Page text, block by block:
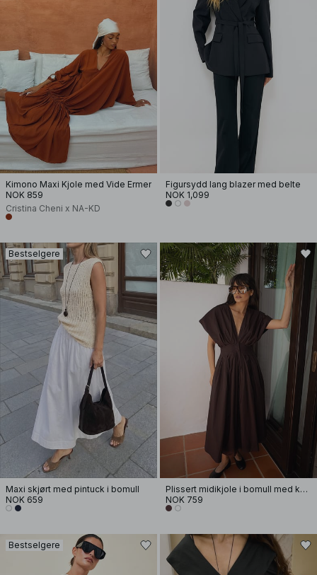
Kimono Maxi Kjole med Vide Ermer
NOK 859
Cristina Cheni x NA-KD
Figursydd lang blazer med belte
NOK 1,099
Bestselgere
Maxi skjørt med pintuck i bomull
NOK 659
Plissert midikjole i bomull med korte ermer
NOK 759
Bestselgere